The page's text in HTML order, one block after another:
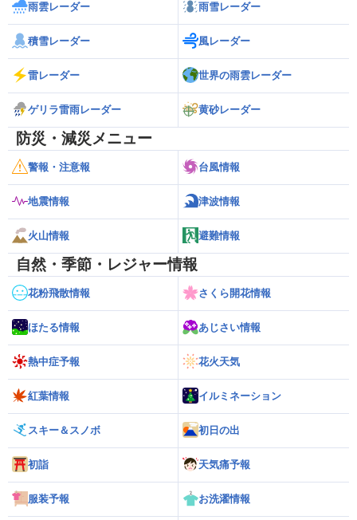
雨雲レーダー 雨雪レーダー
積雪レーダー 風レーダー
雷レーダー 世界の雨雲レーダー
ゲリラ雷雨レーダー 黄砂レーダー
防災・減災メニュー
警報・注意報 台風情報
地震情報 津波情報
火山情報 避難情報
自然・季節・レジャー情報
花粉飛散情報 さくら開花情報
ほたる情報 あじさい情報
熱中症予報 花火天気
紅葉情報 イルミネーション
スキー＆スノボ 初日の出
初詣 天気痛予報
服装予報 お洗濯情報